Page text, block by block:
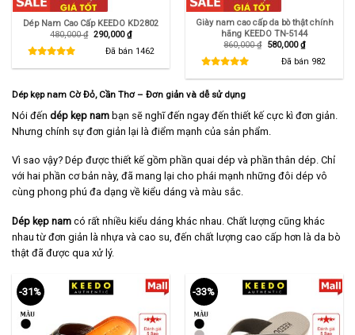
Dép Nam Cao Cấp KEEDO KD2802
480,000₫ Giá
290,000₫Giá
hiện
tại
Đã bán 1462
Giày nam cao cấp da bò thật chính
hãng KEEDO TN-5144
860,000₫ Giá
580,000₫Giá
hiện
tại
Đã bán 982
Dép kẹp nam Cờ Đỏ, Cần Thơ – Đơn giản và dễ sử dụng
Nói đến dép kẹp nam bạn sẽ nghĩ đến ngay đến thiết kế cực kì đơn giản.
Nhưng chính sự đơn giản lại là điểm mạnh của sản phẩm.
Vì sao vậy? Dép được thiết kế gồm phần quai dép và phần thân dép. Chỉ
với hai phần cơ bản này, đã mang lại cho phái mạnh những đôi dép vô
cùng phong phú đa dạng về kiểu dáng và màu sắc.
Dép kẹp nam có rất nhiều kiểu dáng khác nhau. Chất lượng cũng khác
nhau từ đơn giản là nhựa và cao su, đến chất lượng cao cấp hơn là da bò
thật đã được qua xử lý.
-31% -33%